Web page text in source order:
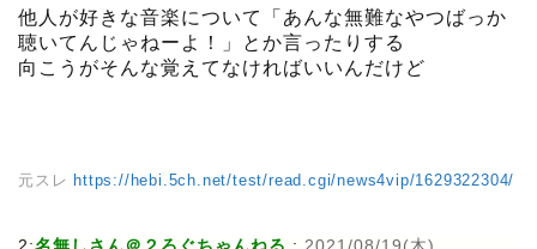
他人が好きな音楽について「あんな無難なやつばっか
聴いてんじゃねーよ！」とか言ったりする
向こうがそんな覚えてなければいいんだけど
元スレ https://hebi.5ch.net/test/read.cgi/news4vip/1629322304/